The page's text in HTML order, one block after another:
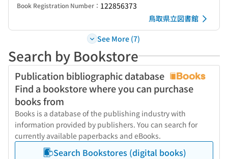
Book Registration Number： 122856373
鳥取県立図書館
See More (7)
Search by Bookstore
Publication bibliographic database
Find a bookstore where you can purchase
books from
Books is a database of the publishing industry with
information provided by publishers. You can search for
currently available paperbacks and eBooks.
Search Bookstores (digital books)